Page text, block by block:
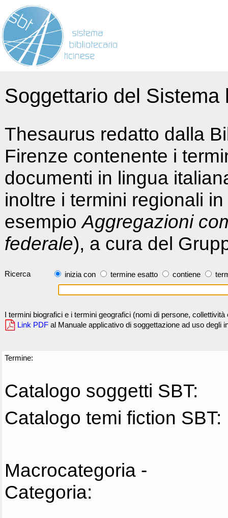
Soggettario del
Thesaurus redatto dalla
Firenze contenente i
documenti in lingua
inoltre i termini regionali
esempioAggregazioni
federale), a cura del
Ricerca inizia con termine esatto contiene
I termini biografici e i termini geografici (nomi di persone,
Link PDF al Manuale applicativo di soggettazione ad uso degli
Termine:
Catalogo soggetti SBT:
Catalogo temi fiction SBT:
Macrocategoria -
Categoria: